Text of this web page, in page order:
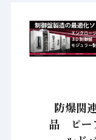
防爆関
品 ピー